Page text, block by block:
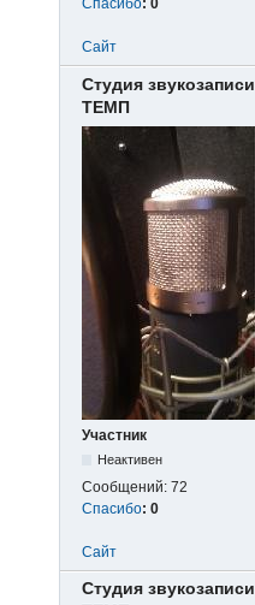
Спасибо: 0
Сайт
Студия звукозаписи
ТЕМП
Участник
Неактивен
Сообщений: 72
Спасибо: 0
Сайт
Студия звукозаписи